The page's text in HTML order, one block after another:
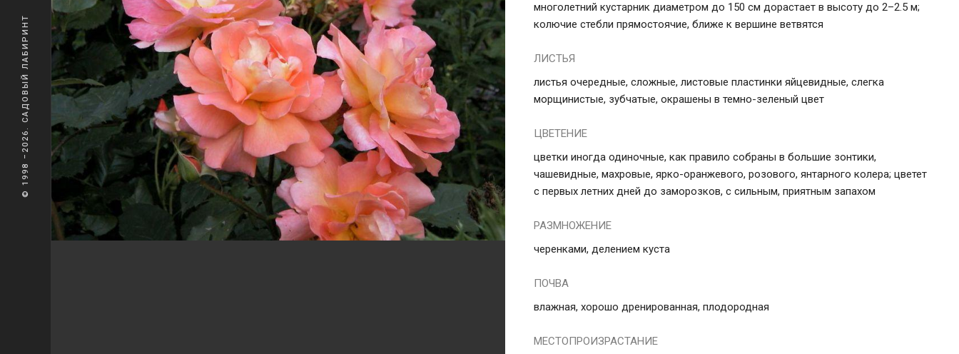
многолетний кустарник диаметром до 150 см дорастает в высоту до 2–2.5 м;
колючие стебли прямостоячие, ближе к вершине ветвятся
ЛИСТЬЯ
листья очередные, сложные, листовые пластинки яйцевидные, слегка
морщинистые, зубчатые, окрашены в темно-зеленый цвет
ЦВЕТЕНИЕ
цветки иногда одиночные, как правило собраны в большие зонтики,
чашевидные, махровые, ярко-оранжевого, розового, янтарного колера; цветет
с первых летних дней до заморозков, с сильным, приятным запахом
РАЗМНОЖЕНИЕ
черенками, делением куста
ПОЧВА
влажная, хорошо дренированная, плодородная
МЕСТОПРОИЗРАСТАНИЕ
© 1998 –2026. САДОВЫЙ ЛАБИРИНТ